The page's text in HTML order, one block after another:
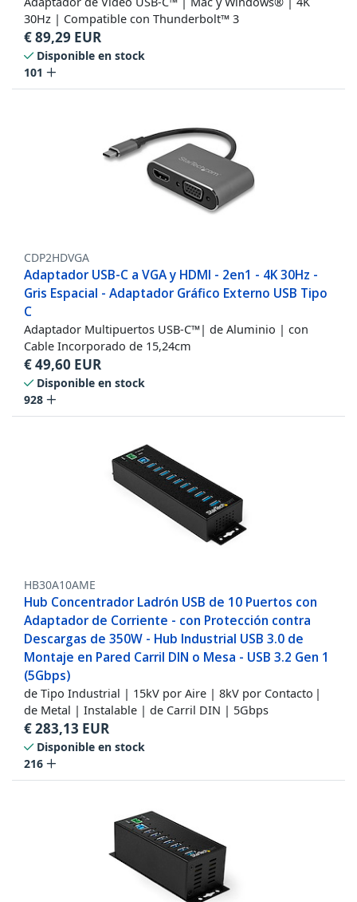
30Hz | Compatible con Thunderbolt™ 3
€89,29 EUR
Disponible en stock
101
CDP2HDVGA
Adaptador USB-C a VGA y HDMI - 2en1 - 4K 30Hz -
Gris Espacial - Adaptador Gráfico Externo USB Tipo
C
Adaptador Multipuertos USB-C™| de Aluminio | con
Cable Incorporado de 15,24cm
€49,60 EUR
Disponible en stock
928
HB30A10AME
Hub Concentrador Ladrón USB de 10 Puertos con
Adaptador de Corriente - con Protección contra
Descargas de 350W - Hub Industrial USB 3.0 de
Montaje en Pared Carril DIN o Mesa - USB 3.2 Gen 1
(5Gbps)
de Tipo Industrial | 15kV por Aire | 8kV por Contacto |
de Metal | Instalable | de Carril DIN | 5Gbps
€283,13 EUR
Disponible en stock
216